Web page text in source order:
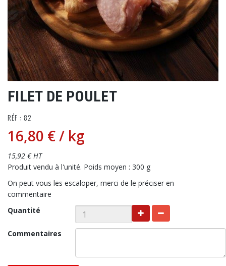
FILET DE POULET
RÉF : 82
16,80 €/ kg
15,92 € HT
Produit vendu à l'unité. Poids moyen : 300 g
On peut vous les escaloper, merci de le préciser en
commentaire
Quantité
Commentaires